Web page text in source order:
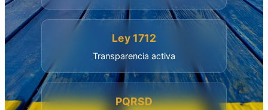
Ley 1712
Transparencia activa
PQRSD